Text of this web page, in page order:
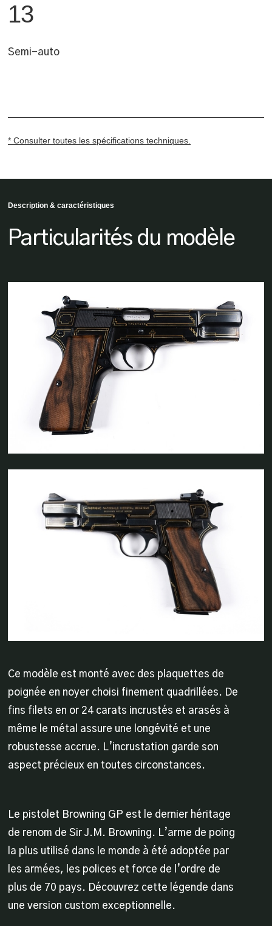
13
Semi-auto
* Consulter toutes les spécifications techniques.
Description & caractéristiques
Particularités du modèle
Ce modèle est monté avec des plaquettes de
poignée en noyer choisi finement quadrillées. De
fins filets en or 24 carats incrustés et arasés à
même le métal assure une longévité et une
robustesse accrue. L’incrustation garde son
aspect précieux en toutes circonstances.
Le pistolet Browning GP est le dernier héritage
de renom de Sir J.M. Browning. L’arme de poing
la plus utilisé dans le monde à été adoptée par
les armées, les polices et force de l’ordre de
plus de 70 pays. Découvrez cette légende dans
une version custom exceptionnelle.